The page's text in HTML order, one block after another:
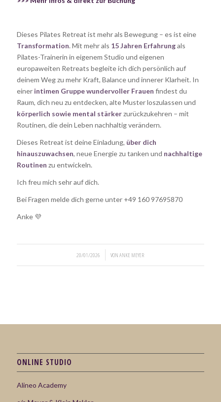
Dieses Pilates Retreat ist mehr als Bewegung – es ist eine
Transformation. Mit mehr als 15 Jahren Erfahrungals
Pilates-Trainerin in eigenem Studio und eigenen
europaweiten Retreats begleite ich dich persönlich auf
deinem Weg zu mehr Kraft, Balance und innerer Klarheit. In
einer intimen Gruppe wundervoller Frauen findest du
Raum, dich neu zu entdecken, alte Muster loszulassen und
körperlich sowie mental stärkerzurückzukehren – mit
Routinen, die dein Leben nachhaltig verändern.
Dieses Retreat ist deine Einladung, über dich
hinauszuwachsen, neue Energie zu tanken und nachhaltige
Routinen zu entwickeln.
Ich freu mich sehr auf dich.
Bei Fragen melde dich gerne unter +49 160 97695870
Anke 💜
20/01/2026 VONANKE MEYER
ONLINE STUDIO
Alineo Academy